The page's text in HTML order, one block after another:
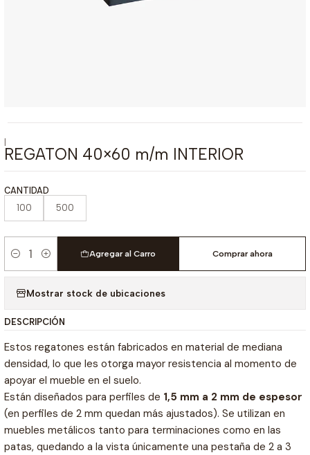
|
REGATON 40×60 m/m INTERIOR
CANTIDAD
100 500
Cantidad
Agregar al Carro Comprar ahora
Mostrar stock de ubicaciones
DESCRIPCIÓN
Estos regatones están fabricados en material de mediana
densidad, lo que les otorga mayor resistencia al momento de
apoyar el mueble en el suelo.
Están diseñados para perfiles de 1,5 mm a 2 mm de espesor
(en perfiles de 2 mm quedan más ajustados). Se utilizan en
muebles metálicos tanto para terminaciones como en las
patas, quedando a la vista únicamente una pestaña de 2 a 3